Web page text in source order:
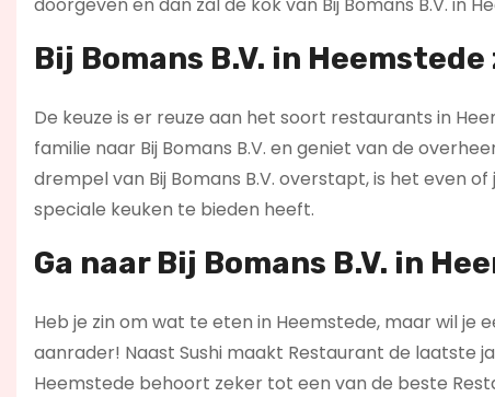
Bij Bomans B.V. in
De keuze is er reuze aan het soort restaurants in
familie naar Bij Bomans B.V. en geniet van de
drempel van Bij Bomans B.V. overstapt, is het even
speciale keuken te bieden heeft.
Ga naar Bij Bomans B.V. in
Heb je zin om wat te eten in Heemstede, maar wil je
aanrader! Naast Sushi maakt Restaurant de laatste
Heemstede behoort zeker tot een van de beste